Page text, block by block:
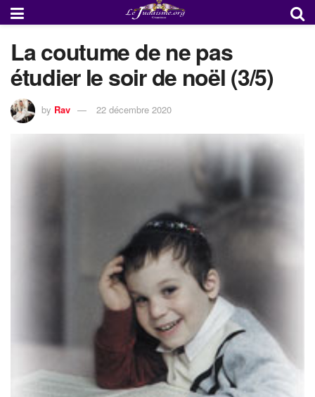
La coutume de ne pas
étudier le soir de noël (3/5)
by Rav 22 décembre 2020